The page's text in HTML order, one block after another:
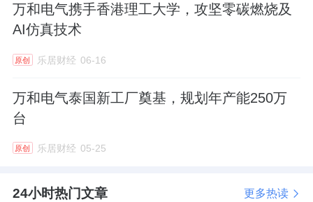
万和电气携手香港理工大学，攻坚零碳燃烧及
AI仿真技术
原创 乐居财经 06-16
万和电气泰国新工厂奠基，规划年产能250万
台
原创 乐居财经 05-25
24小时热门文章 更多热读